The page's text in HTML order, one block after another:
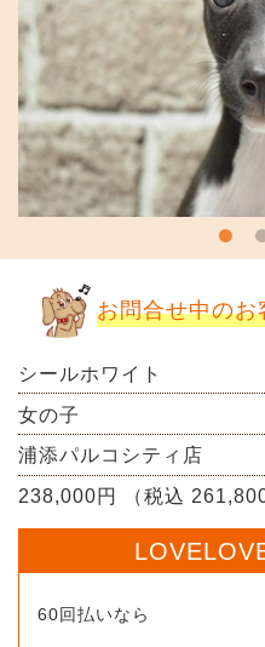
お問合せ中のお
シールホワイト
女の子
浦添パルコシティ店
238,000円 （税込 261,800
60回払いなら